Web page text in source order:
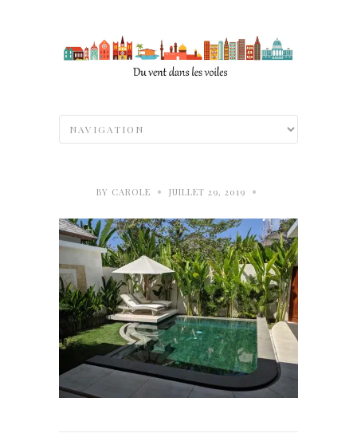
BY CAROLE • JUILLET 29, 2019 •